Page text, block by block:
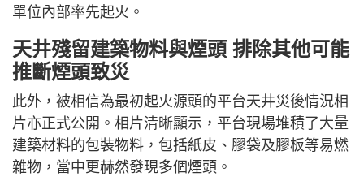
單位內部率先起火。
天井殘留建築物料與煙頭 排除其他可能
推斷煙頭致災
此外，被相信為最初起火源頭的平台天井災後情況相
片亦正式公開。相片清晰顯示，平台現場堆積了大量
建築材料的包裝物料，包括紙皮、膠袋及膠板等易燃
雜物，當中更赫然發現多個煙頭。